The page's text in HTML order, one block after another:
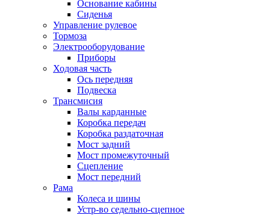
Основание кабины
Сиденья
Управление рулевое
Тормоза
Электрооборудование
Приборы
Ходовая часть
Ось передняя
Подвеска
Трансмисия
Валы карданные
Коробка передач
Коробка раздаточная
Мост задний
Мост промежуточный
Сцепление
Мост передний
Рама
Колеса и шины
Устр-во седельно-сцепное